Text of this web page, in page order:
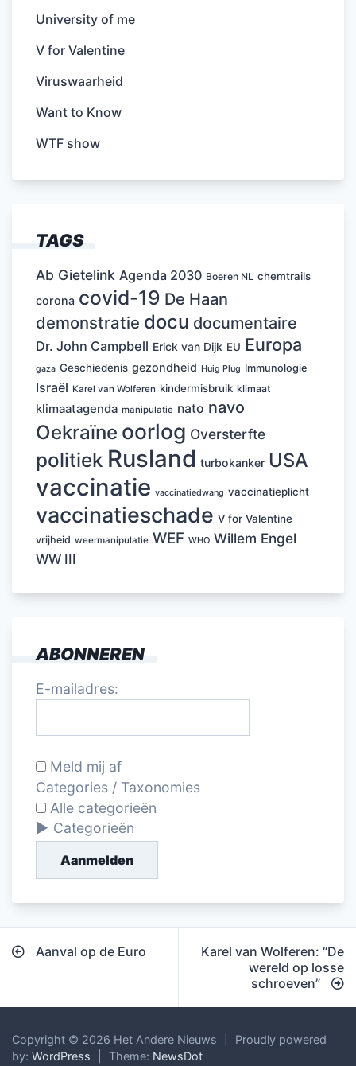
University of me
V for Valentine
Viruswaarheid
Want to Know
WTF show
TAGS
Ab Gietelink Agenda 2030 Boeren NL chemtrails
corona covid-19 De Haan
demonstratie docu documentaire
Dr. John Campbell Erick van Dijk EU Europa
gaza Geschiedenis gezondheid Huig Plug Immunologie
Israël Karel van Wolferen kindermisbruik klimaat
klimaatagenda manipulatie nato navo
Oekraïne oorlog Oversterfte
politiek Rusland turbokanker USA
vaccinatie vaccinatiedwang vaccinatieplicht
vaccinatieschade V for Valentine
vrijheid weermanipulatie WEF WHO Willem Engel
WW III
ABONNEREN
E-mailadres:
Meld mij af
Categories / Taxonomies
Alle categorieën
Categorieën
Aanmelden
Bericht
Aanval op de Euro
Karel van Wolferen: “De
wereld op losse
schroeven”
Copyright © 2026 Het Andere Nieuws
Proudly powered
by: WordPress Theme: NewsDot